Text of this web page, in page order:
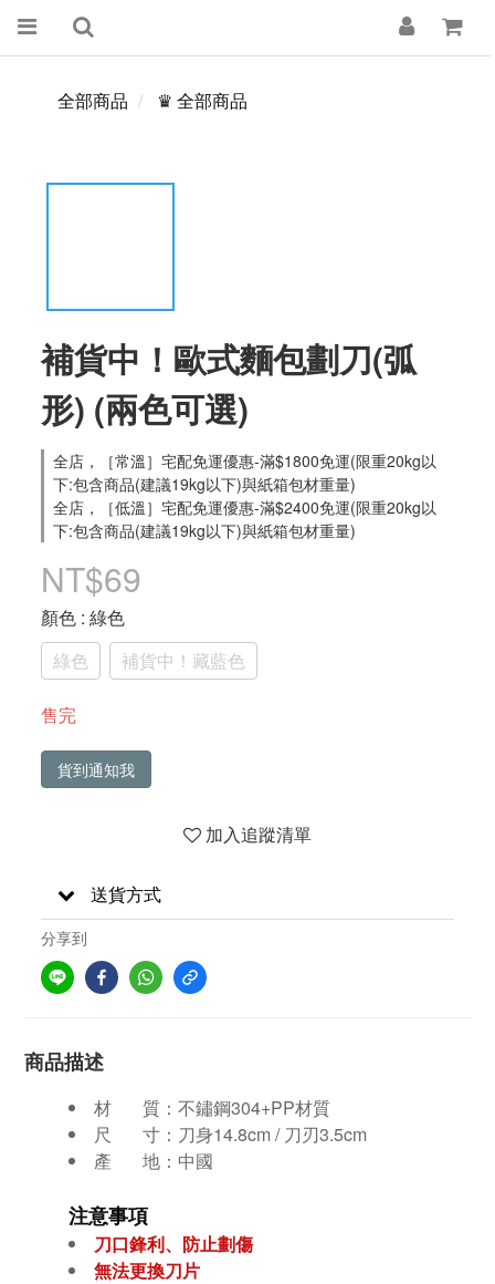
全部商品 ♛ 全部商品
補貨中！歐式麵包劃刀(弧
形) (兩色可選)
全店，［常溫］宅配免運優惠-滿$1800免運(限重20kg以
下:包含商品(建議19kg以下)與紙箱包材重量)
全店，［低溫］宅配免運優惠-滿$2400免運(限重20kg以
下:包含商品(建議19kg以下)與紙箱包材重量)
NT$69
顏色 : 綠色
綠色
補貨中！藏藍色
售完
貨到通知我
加入追蹤清單
送貨方式
分享到
商品描述
材 質：不鏽鋼304+PP材質
尺 寸：刀身14.8cm / 刀刃3.5cm
產 地：中國
注意事項
刀口鋒利、防止劃傷
無法更換刀片